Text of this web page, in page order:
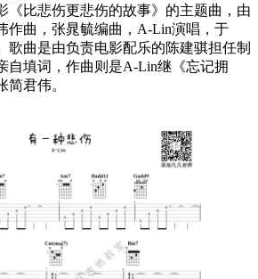
《比悲伤更悲伤的故事》的主题曲，由
作曲，张晁毓编曲，A-Lin演唱，于
歌曲是由负责电影配乐的陈建骐担任制
自填词，作曲则是A-Lin继《忘记拥
君伟。